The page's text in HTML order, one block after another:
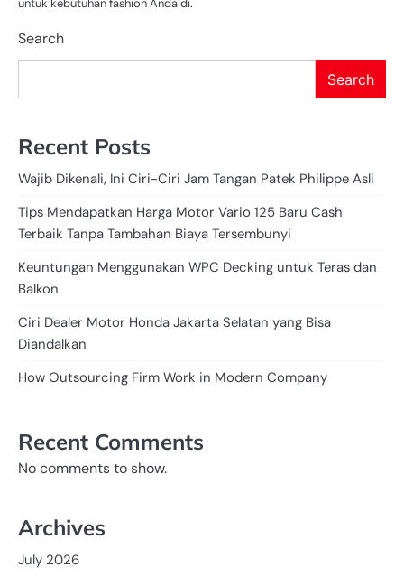
Search
Search
Recent Posts
Wajib Dikenali, Ini Ciri-Ciri Jam Tangan Patek Philippe Asli
Tips Mendapatkan Harga Motor Vario 125 Baru Cash
Terbaik Tanpa Tambahan Biaya Tersembunyi
Keuntungan Menggunakan WPC Decking untuk Teras dan
Balkon
Ciri Dealer Motor Honda Jakarta Selatan yang Bisa
Diandalkan
How Outsourcing Firm Work in Modern Company
Recent Comments
No comments to show.
Archives
July 2026